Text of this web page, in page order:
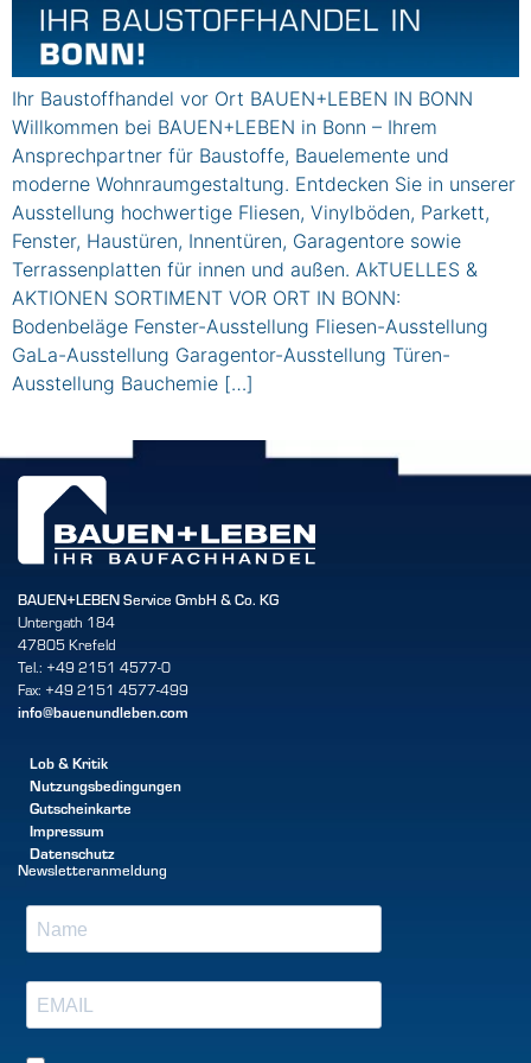
Ihr Baustoffhandel vor Ort BAUEN+LEBEN IN BONN
Willkommen bei BAUEN+LEBEN in Bonn – Ihrem
Ansprechpartner für Baustoffe, Bauelemente und
moderne Wohnraumgestaltung. Entdecken Sie in unserer
Ausstellung hochwertige Fliesen, Vinylböden, Parkett,
Fenster, Haustüren, Innentüren, Garagentore sowie
Terrassenplatten für innen und außen. AkTUELLES &
AKTIONEN SORTIMENT VOR ORT IN BONN:
Bodenbeläge Fenster-Ausstellung Fliesen-Ausstellung
GaLa-Ausstellung Garagentor-Ausstellung Türen-
Ausstellung Bauchemie […]
BAUEN+LEBEN Service GmbH & Co. KG
Untergath 184
47805 Krefeld
Tel.: +49 2151 4577-0
Fax: +49 2151 4577-499
info@bauenundleben.com
Lob & Kritik
Nutzungsbedingungen
Gutscheinkarte
Impressum
Datenschutz
Newsletteranmeldung